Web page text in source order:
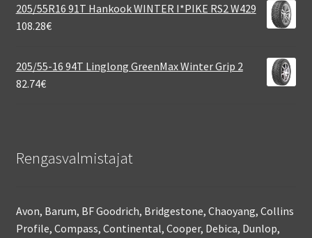
205/55R16 91T Hankook WINTER I*PIKE RS2 W429
108.28€
205/55-16 94T Linglong GreenMax Winter Grip 2
82.74€
Rengasvalmistajat
Avon, Barum, BF Goodrich, Bridgestone, Chaoyang, Collins
Profile, Compass, Continental, Cooper, Debica, Dunlop,